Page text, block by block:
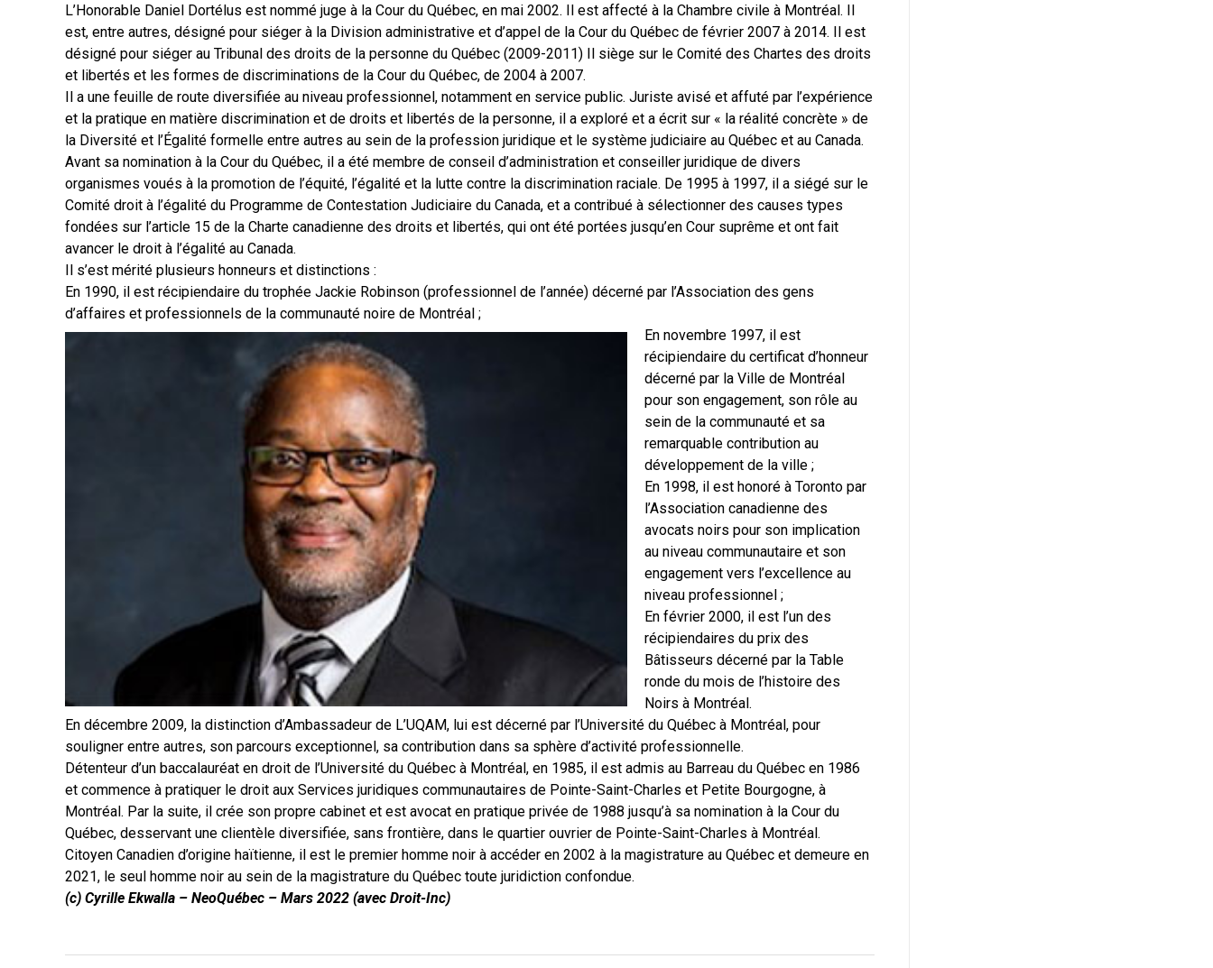
L’Honorable Daniel Dortélus est nommé juge à la Cour du Québec, en mai 2002. Il est affecté à la Chambre civile à Montréal. Il
est, entre autres, désigné pour siéger à la Division administrative et d’appel de la Cour du Québec de février 2007 à 2014. Il est
désigné pour siéger au Tribunal des droits de la personne du Québec (2009-2011) Il siège sur le Comité des Chartes des droits
et libertés et les formes de discriminations de la Cour du Québec, de 2004 à 2007.
Il a une feuille de route diversifiée au niveau professionnel, notamment en service public. Juriste avisé et affuté par l’expérience
et la pratique en matière discrimination et de droits et libertés de la personne, il a exploré et a écrit sur « la réalité concrète » de
la Diversité et l’Égalité formelle entre autres au sein de la profession juridique et le système judiciaire au Québec et au Canada.
Avant sa nomination à la Cour du Québec, il a été membre de conseil d’administration et conseiller juridique de divers
organismes voués à la promotion de l’équité, l’égalité et la lutte contre la discrimination raciale. De 1995 à 1997, il a siégé sur le
Comité droit à l’égalité du Programme de Contestation Judiciaire du Canada, et a contribué à sélectionner des causes types
fondées sur l’article 15 de la Charte canadienne des droits et libertés, qui ont été portées jusqu’en Cour suprême et ont fait
avancer le droit à l’égalité au Canada.
Il s’est mérité plusieurs honneurs et distinctions :
En 1990, il est récipiendaire du trophée Jackie Robinson (professionnel de l’année) décerné par l’Association des gens
d’affaires et professionnels de la communauté noire de Montréal ;
En novembre 1997, il est
récipiendaire du certificat d’honneur
décerné par la Ville de Montréal
pour son engagement, son rôle au
sein de la communauté et sa
remarquable contribution au
développement de la ville ;
En 1998, il est honoré à Toronto par
l’Association canadienne des
avocats noirs pour son implication
au niveau communautaire et son
engagement vers l’excellence au
niveau professionnel ;
En février 2000, il est l’un des
récipiendaires du prix des
Bâtisseurs décerné par la Table
ronde du mois de l’histoire des
Noirs à Montréal.
En décembre 2009, la distinction d’Ambassadeur de L’UQAM, lui est décerné par l’Université du Québec à Montréal, pour
souligner entre autres, son parcours exceptionnel, sa contribution dans sa sphère d’activité professionnelle.
Détenteur d’un baccalauréat en droit de l’Université du Québec à Montréal, en 1985, il est admis au Barreau du Québec en 1986
et commence à pratiquer le droit aux Services juridiques communautaires de Pointe-Saint-Charles et Petite Bourgogne, à
Montréal. Par la suite, il crée son propre cabinet et est avocat en pratique privée de 1988 jusqu’à sa nomination à la Cour du
Québec, desservant une clientèle diversifiée, sans frontière, dans le quartier ouvrier de Pointe-Saint-Charles à Montréal.
Citoyen Canadien d’origine haïtienne, il est le premier homme noir à accéder en 2002 à la magistrature au Québec et demeure en
2021, le seul homme noir au sein de la magistrature du Québec toute juridiction confondue.
(c) Cyrille Ekwalla – NeoQuébec – Mars 2022 (avec Droit-Inc)